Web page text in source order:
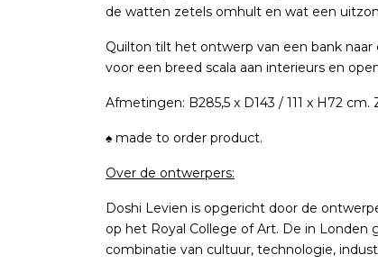
de watten zetels omhult en wat een
Quilton tilt het ontwerp van een bank
voor een breed scala aan interieurs en
Afmetingen: B285,5 x D143 / 111 x H72
♠ made to order product.
Over de ontwerpers:
Doshi Levien is opgericht door de
op het Royal College of Art. De in
combinatie van cultuur, technologie,